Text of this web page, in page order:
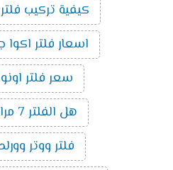
كيفية تركيب فلتر ماء
اسعار فلتر اكوا جيت 7
سعر فلتر اونو 7 مراحل
هل الفلتر 7 مراحل صحي
فلتر ووتر وورلد 7 مراحل